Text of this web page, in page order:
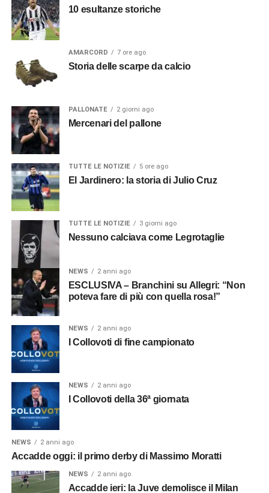
10 esultanze storiche
AMARCORD 7 ore ago
Storia delle scarpe da calcio
PALLONATE 2 giorni ago
Mercenari del pallone
TUTTE LE NOTIZIE 5 ore ago
El Jardinero: la storia di Julio Cruz
TUTTE LE NOTIZIE 3 giorni ago
Nessuno calciava come Legrotaglie
NEWS 2 anni ago
ESCLUSIVA – Branchini su Allegri: “Non
poteva fare di più con quella rosa!”
NEWS 2 anni ago
I Collovoti di fine campionato
NEWS 2 anni ago
I Collovoti della 36ª giornata
NEWS 2 anni ago
Accadde oggi: il primo derby di Massimo Moratti
NEWS 2 anni ago
Accadde ieri: la Juve demolisce il Milan